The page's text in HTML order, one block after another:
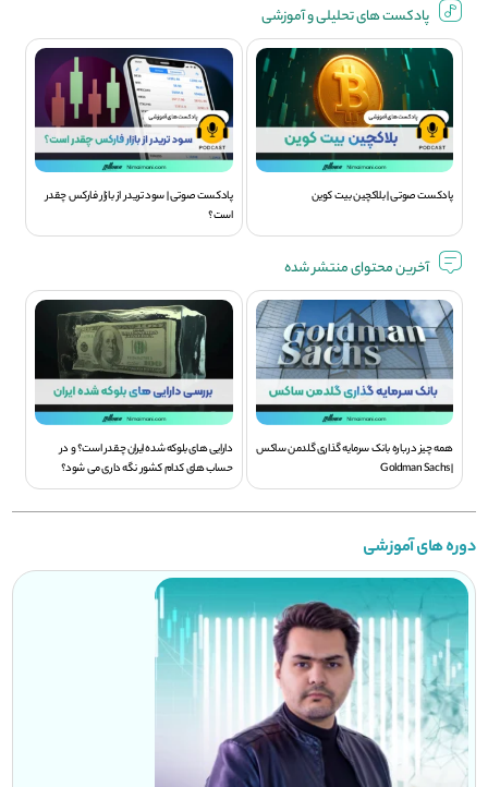
پادکست های تحلیلی و آموزشی
پادکست صوتی | بلاکچین بیت کوین
پادکست صوتی | سود تريدر از بازار فارکس چقدر
است؟
آخرین محتوای منتشر شده
همه چیز درباره بانک سرمایه گذاری گلدمن ساکس
| Goldman Sachs
دارایی های بلوکه شده ایران چقدر است؟ و در
حساب های کدام کشور نگه داری می شود؟
دوره های آموزشی